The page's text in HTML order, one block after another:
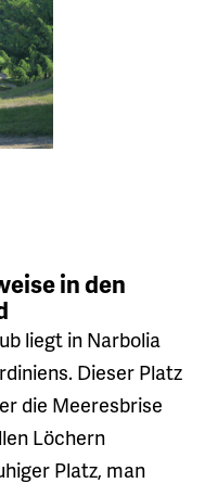
in den
liegt in Narbolia
Dieser Platz
die Meeresbrise
Löchern
Platz, man